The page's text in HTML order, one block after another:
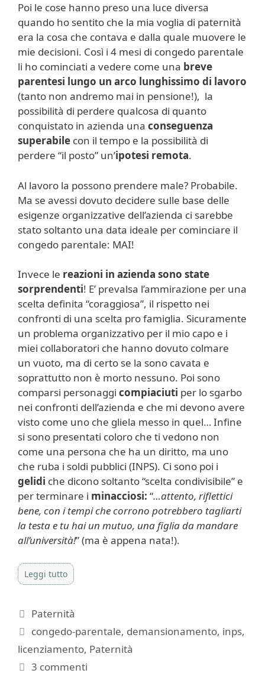
Poi le cose hanno preso una luce diversa
quando ho sentito che la mia voglia di paternità
era la cosa che contava e dalla quale muovere le
mie decisioni. Così i 4 mesi di congedo parentale
li ho cominciati a vedere come una breve
parentesi lungo un arco lunghissimo di lavoro
(tanto non andremo mai in pensione!), la
possibilità di perdere qualcosa di quanto
conquistato in azienda una conseguenza
superabile con il tempo e la possibilità di
perdere “il posto” un’ipotesi remota.
Al lavoro la possono prendere male? Probabile.
Ma se avessi dovuto decidere sulle base delle
esigenze organizzative dell’azienda ci sarebbe
stato soltanto una data ideale per cominciare il
congedo parentale: MAI!
Invece le reazioni in azienda sono state
sorprendenti! E’ prevalsa l’ammirazione per una
scelta definita “coraggiosa”, il rispetto nei
confronti di una scelta pro famiglia. Sicuramente
un problema organizzativo per il mio capo e i
miei collaboratori che hanno dovuto colmare
un vuoto, ma di certo se la sono cavata e
soprattutto non è morto nessuno. Poi sono
comparsi personaggi compiaciuti per lo sgarbo
nei confronti dell’azienda e che mi devono avere
visto come uno che gliela messo in quel… Infine
si sono presentati coloro che ti vedono non
come una persona che ha un diritto, ma uno
che ruba i soldi pubblici (INPS). Ci sono poi i
gelidi che dicono soltanto “scelta condivisibile” e
per terminare i minacciosi: “…attento, riflettici
bene, con i tempi che corrono potrebbero tagliarti
la testa e tu hai un mutuo, una figlia da mandare
all’università!” (ma è appena nata!).
Leggi tutto
Categorie
Paternità
Tag
congedo-parentale, demansionamento, inps,
licenziamento, Paternità
3 commenti